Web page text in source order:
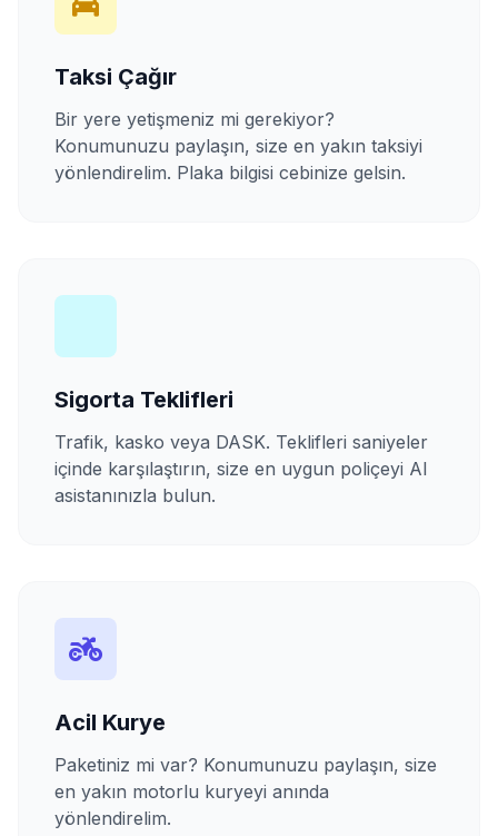
Taksi Çağır
Bir yere yetişmeniz mi gerekiyor?
Konumunuzu paylaşın, size en yakın taksiyi
yönlendirelim. Plaka bilgisi cebinize gelsin.
Sigorta Teklifleri
Trafik, kasko veya DASK. Teklifleri saniyeler
içinde karşılaştırın, size en uygun poliçeyi AI
asistanınızla bulun.
Acil Kurye
Paketiniz mi var? Konumunuzu paylaşın, size
en yakın motorlu kuryeyi anında
yönlendirelim.